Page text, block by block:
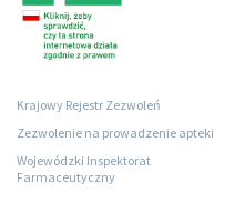
Krajowy Rejestr Zezwoleń
Zezwolenie na prowadzenie apteki
Wojewódzki Inspektorat
Farmaceutyczny